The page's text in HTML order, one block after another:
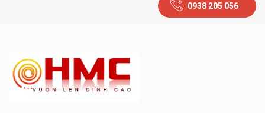
0938 205 056